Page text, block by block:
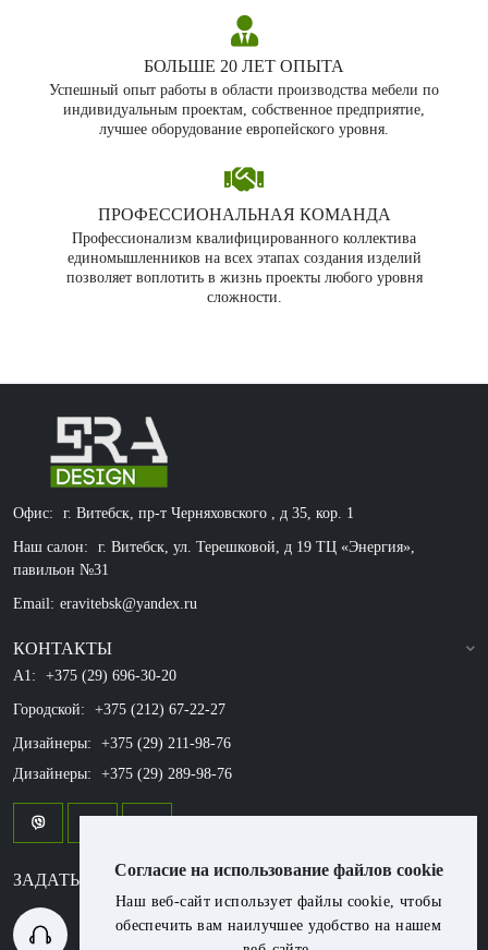
БОЛЬШЕ 20 ЛЕТ ОПЫТА
Успешный опыт работы в области производства мебели по
индивидуальным проектам, собственное предприятие,
лучшее оборудование европейского уровня.
ПРОФЕССИОНАЛЬНАЯ КОМАНДА
Профессионализм квалифицированного коллектива
единомышленников на всех этапах создания изделий
позволяет воплотить в жизнь проекты любого уровня
сложности.
Офис: г. Витебск, пр-т Черняховского , д 35, кор. 1
Наш салон:
г. Витебск, ул. Терешковой, д 19 ТЦ «Энергия»,
павильон №31
Email: eravitebsk@yandex.ru
КОНТАКТЫ
A1: +375 (29) 696-30-20
Городской: +375 (212) 67-22-27
Дизайнеры:
+375 (29) 211-98-76
Дизайнеры:
+375 (29) 289-98-76
ЗАДАТЬ ВОПРОС ?
+375 (29) 696-30-20
Согласие на использование файлов cookie
Наш веб-сайт использует файлы cookie, чтобы
обеспечить вам наилучшее удобство на нашем